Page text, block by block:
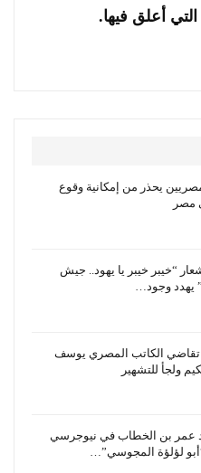
أعلق فيها.
يحذر من إمكانية وقوع
مصر
“خيبر خيبر يا يهود.. جيش
يهدد وجود…
تقاضي الكاتب المصري يوسف
ولجأ للتشهير
عمر بن الخطاب في نيوجرسي
لؤلؤة المجوسي”…